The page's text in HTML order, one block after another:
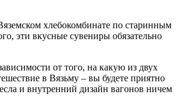
хлебокомбинате по старинным
эти вкусные сувениры обязательно
от того, на какую из двух
в Вязьму – вы будете приятно
и внутренний дизайн вагонов ничем